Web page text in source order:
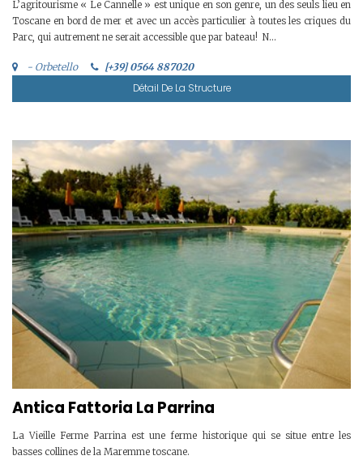
L’agritourisme « Le Cannelle » est unique en son genre, un des seuls lieu en
Toscane en bord de mer et avec un accès particulier à toutes les criques du
Parc, qui autrement ne serait accessible que par bateau! N...
- Orbetello [+39] 0564 887020
Détail De La Structure
Antica Fattoria La Parrina
La Vieille Ferme Parrina est une ferme historique qui se situe entre les
basses collines de la Maremme toscane.